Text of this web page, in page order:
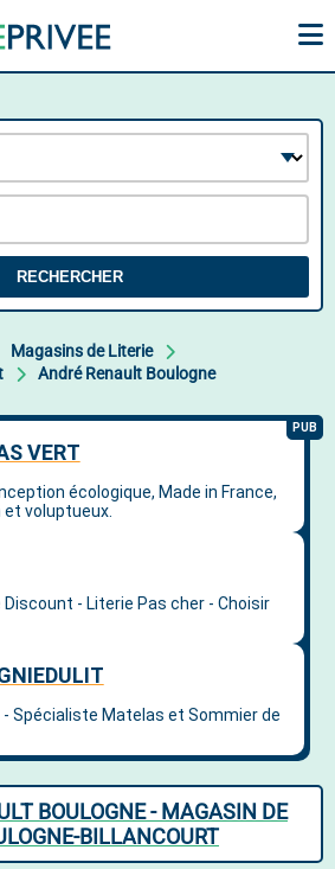
RECHERCHER
Magasins de Literie
André Renault Boulogne
BOULOGNE - MAGASIN DE
BILLANCOURT